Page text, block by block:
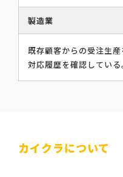
製造業
既存顧客からの受注生
対応履歴を確認している
カイクラについて